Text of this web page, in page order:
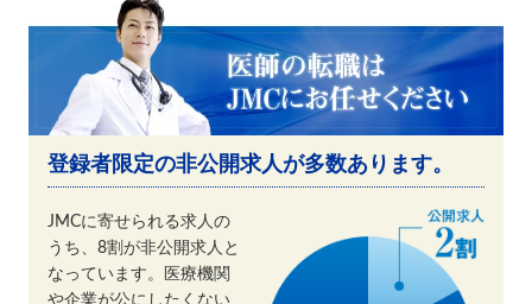
登録者限定の非公開求人が多数あります。
JMCに寄せられる求人の
うち、8割が非公開求人と
なっています。医療機関
や企業が公にしたくない